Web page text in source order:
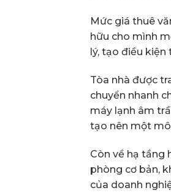
Mức giá thuê
hữu cho mình
lý, tạo điều kiện
Tòa nhà được
chuyển nhanh
máy lạnh âm
tạo nên một
Còn về hạ tầng
phòng cơ bản,
của doanh